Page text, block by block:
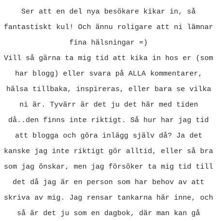
Ser att en del nya besökare kikar in, så
fantastiskt kul! Och ännu roligare att ni lämnar
fina hälsningar =)
Vill så gärna ta mig tid att kika in hos er (som
har blogg) eller svara på ALLA kommentarer,
hälsa tillbaka, inspireras, eller bara se vilka
ni är. Tyvärr är det ju det här med tiden
då..den finns inte riktigt. Så hur har jag tid
att blogga och göra inlägg själv då? Ja det
kanske jag inte riktigt gör alltid, eller så bra
som jag önskar, men jag försöker ta mig tid till
det då jag är en person som har behov av att
skriva av mig. Jag rensar tankarna här inne, och
så är det ju som en dagbok, där man kan gå